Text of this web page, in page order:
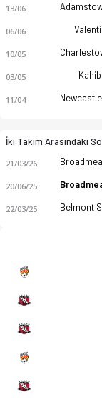
Belmont Swansea
13/06
06/06
10/05
03/05
11/04
İki Takım Arasındaki
21/03/26
20/06/25
22/03/25